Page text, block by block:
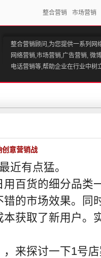
整合营销 市场营销
整合营销顾问,为您提供一系列网
网络营销,市场营销,广告营销, 微
电话营销等,帮助企业在行业中树
创意营销战
有点猛。
货的细分品类
的市场效果。同
获取了新用户。
探讨一下1号店